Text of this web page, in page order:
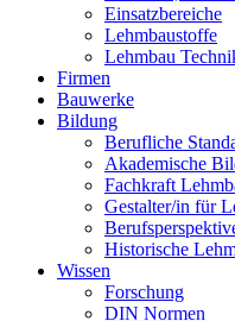
Einsatzbereiche
Lehmbaustoffe
Lehmbau
Firmen
Bauwerke
Bildung
Berufliche
Akademische
Fachkraft
Gestalter/in für
Historische
Wissen
Forschung
DIN Normen